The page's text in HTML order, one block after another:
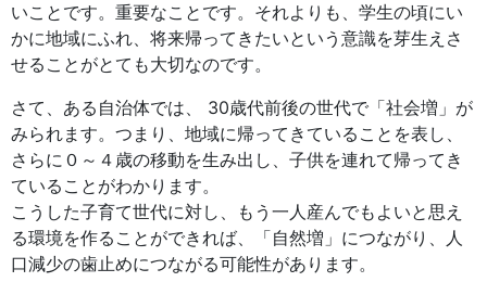
いことです。重要なことです。それよりも、学生の頃にい
かに地域にふれ、将来帰ってきたいという意識を芽生えさ
せることがとても大切なのです。
さて、ある自治体では、 30歳代前後の世代で「社会増」が
みられます。つまり、地域に帰ってきていることを表し、
さらに０～４歳の移動を生み出し、子供を連れて帰ってき
ていることがわかります。
こうした子育て世代に対し、もう一人産んでもよいと思え
る環境を作ることができれば、「自然増」につながり、人
口減少の歯止めにつながる可能性があります。